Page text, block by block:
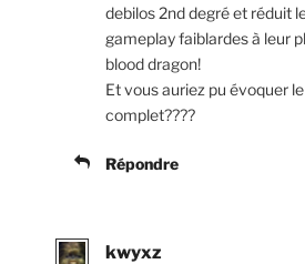
debilos 2nd degré et réduit
gameplay faiblardes à leur
blood dragon!
Et vous auriez pu évoquer
complet????
Répondre
kwyxz